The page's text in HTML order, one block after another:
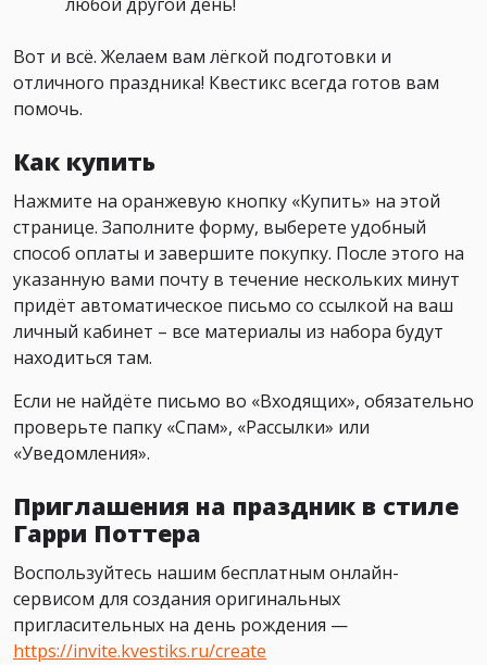
любой другой день!
Вот и всё. Желаем вам лёгкой подготовки и
отличного праздника! Квестикс всегда готов вам
помочь.
Как купить
Нажмите на оранжевую кнопку «Купить» на этой
странице. Заполните форму, выберете удобный
способ оплаты и завершите покупку. После этого на
указанную вами почту в течение нескольких минут
придёт автоматическое письмо со ссылкой на ваш
личный кабинет – все материалы из набора будут
находиться там.
Если не найдёте письмо во «Входящих», обязательно
проверьте папку «Спам», «Рассылки» или
«Уведомления».
Приглашения на праздник в стиле
Гарри Поттера
Воспользуйтесь нашим бесплатным онлайн-
сервисом для создания оригинальных
пригласительных на день рождения —
https://invite.kvestiks.ru/create